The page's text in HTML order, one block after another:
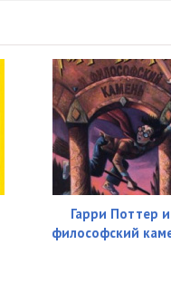
Гарри Поттер и
философский